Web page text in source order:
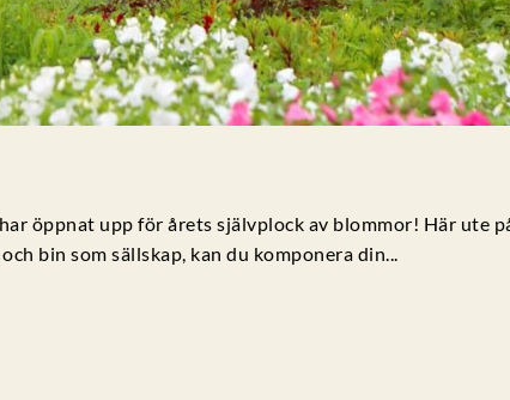
öppnat upp för årets självplock av blommor! Här ute
bin som sällskap, kan du komponera din...